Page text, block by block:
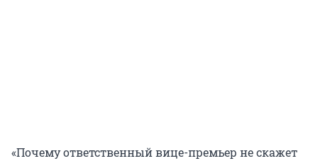
«Почему ответственный вице-премьер не скажет